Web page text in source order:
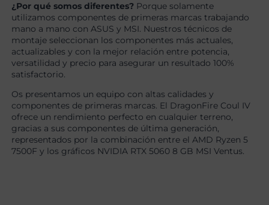
¿Por qué somos diferentes? Porque solamente
utilizamos componentes de primeras marcas trabajando
mano a mano con ASUS y MSI. Nuestros técnicos de
montaje seleccionan los componentes más actuales,
actualizables y con la mejor relación entre potencia,
versatilidad y precio para asegurar un resultado 100%
satisfactorio.
Os presentamos un equipo con altas calidades y
componentes de primeras marcas. El DragonFire Coul IV
ofrece un rendimiento perfecto en cualquier terreno,
gracias a sus componentes de última generación,
representados por la combinación entre el AMD Ryzen 5
7500F y los gráficos NVIDIA RTX 5060 8 GB MSI Ventus.